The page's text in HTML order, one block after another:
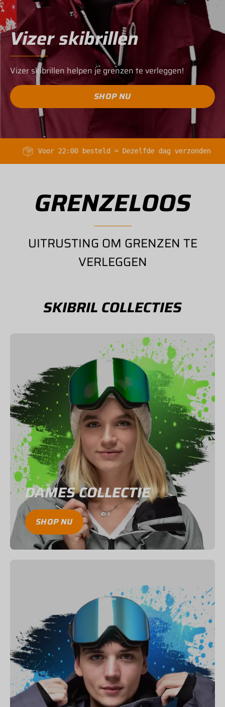
Vizer skibrillen
Vizer skibrillen helpen je grenzen te verleggen!
SHOP NU
Voor 22:00 besteld = Dezelfde dag verzonden
GRENZELOOS
UITRUSTING OM GRENZEN TE
VERLEGGEN
SKIBRIL COLLECTIES
DAMES COLLECTIE
SHOP NU